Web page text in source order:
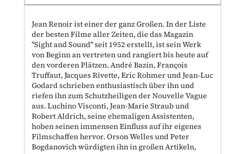
Jean Renoir ist einer der ganz Großen. In der Liste
der besten Filme aller Zeiten, die das Magazin
"Sight and Sound" seit 1952 erstellt, ist sein Werk
von Beginn an vertreten und rangiert bis heute auf
den vorderen Plätzen. André Bazin, François
Truffaut, Jacques Rivette, Eric Rohmer und Jean-Luc
Godard schrieben enthusiastisch über ihn und
riefen ihn zum Schutzheiligen der Nouvelle Vague
aus. Luchino Visconti, Jean-Marie Straub und
Robert Aldrich, seine ehemaligen Assistenten,
hoben seinen immensen Einfluss auf ihr eigenes
Filmschaffen hervor. Orson Welles und Peter
Bogdanovich würdigten ihn in großen Artikeln,